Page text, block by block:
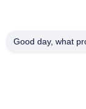
EN ASTM ECE
Good day, what